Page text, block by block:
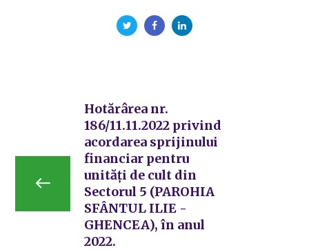
Hotărârea nr.
186/11.11.2022 privind
acordarea sprijinului
financiar pentru
unități de cult din
Sectorul 5 (PAROHIA
SFÂNTUL ILIE -
GHENCEA), în anul
2022.